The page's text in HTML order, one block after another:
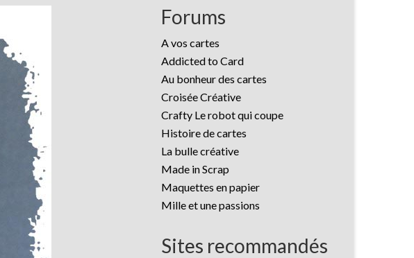
Forums
A vos cartes
Addicted to Card
Au bonheur des cartes
Croisée Créative
Crafty Le robot qui coupe
Histoire de cartes
La bulle créative
Made in Scrap
Maquettes en papier
Mille et une passions
Sites recommandés